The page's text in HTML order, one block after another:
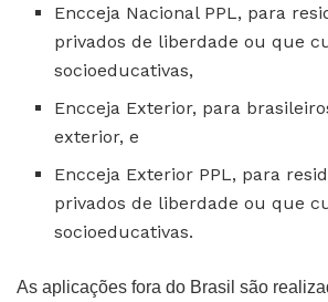
Encceja Nacional PPL, para
privados de liberdade ou que
socioeducativas,
Encceja Exterior, para
exterior, e
Encceja Exterior PPL, para
privados de liberdade ou que
socioeducativas.
As aplicações fora do Brasil são